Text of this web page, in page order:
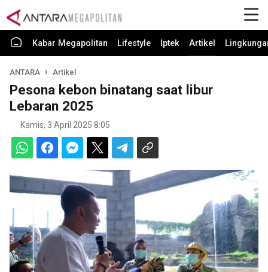
Kabar Megapolitan Lifestyle Iptek Artikel
ANTARA Artikel
Pesona kebon binatang saat libur
Lebaran 2025
Kamis, 3 April 2025 8:05